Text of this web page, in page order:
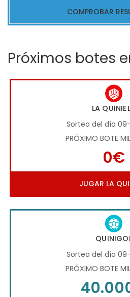
COMPROBAR
Próximos botes
LA
Sorteo del día
PRÓXIMO BOTE
0€
JUGAR LA
Sorteo del día
PRÓXIMO BOTE